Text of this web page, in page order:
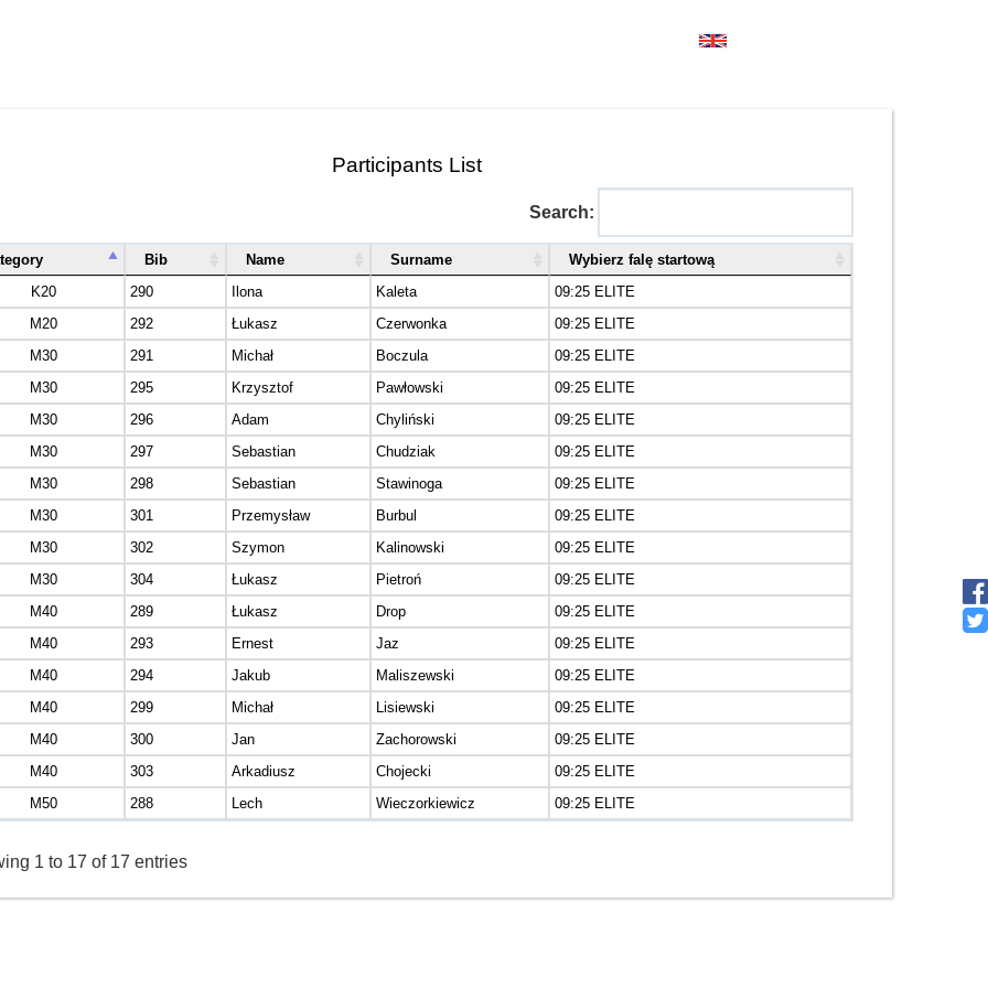
Participants List
Search:
Bib Name Surname
Wybierz falę startową
K20
290 Ilona Kaleta
09:25 ELITE
M20
292 Łukasz Czerwonka
09:25 ELITE
M30
291 Michał Boczula
09:25 ELITE
M30
295 Krzysztof Pawłowski
09:25 ELITE
M30
296 Adam Chyliński
09:25 ELITE
M30
297 Sebastian Chudziak
09:25 ELITE
M30
298 Sebastian Stawinoga
09:25 ELITE
M30
301 Przemysław Burbul
09:25 ELITE
M30
302 Szymon Kalinowski
09:25 ELITE
M30
304 Łukasz Pietroń
09:25 ELITE
M40
289 Łukasz Drop
09:25 ELITE
M40
293 Ernest Jaz
09:25 ELITE
M40
294 Jakub Maliszewski
09:25 ELITE
M40
299 Michał Lisiewski
09:25 ELITE
M40
300 Jan Zachorowski
09:25 ELITE
M40
303 Arkadiusz Chojecki
09:25 ELITE
M50
288 Lech Wieczorkiewicz 09:25 ELITE
1 to 17 of 17 entries